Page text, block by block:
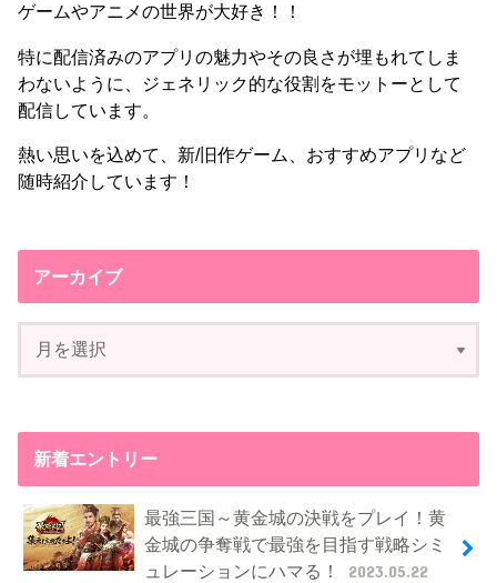
ゲームやアニメの世界が大好き！！
特に配信済みのアプリの魅力やその良さが埋もれてしま
わないように、ジェネリック的な役割をモットーとして
配信しています。
熱い思いを込めて、新/旧作ゲーム、おすすめアプリなど
随時紹介しています！
アーカイブ
新着エントリー
最強三国～黄金城の決戦をプレイ！黄
金城の争奪戦で最強を目指す戦略シミ
ュレーションにハマる！
2023.05.22